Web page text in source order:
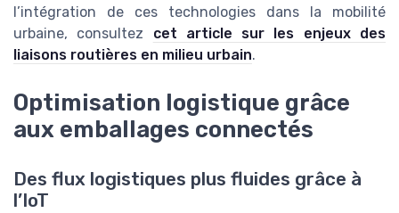
l’intégration de ces technologies dans la mobilité
urbaine, consultez cet article sur les enjeux des
liaisons routières en milieu urbain.
Optimisation logistique grâce
aux emballages connectés
Des flux logistiques plus fluides grâce à
l’IoT